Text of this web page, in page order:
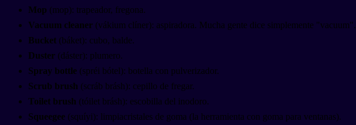
Mop (mop): trapeador, fregona.
Vacuum cleaner (vákium clíner): aspiradora. Mucha gente dice simplemente "vacuum".
Bucket (báket): cubo, balde.
Duster (dáster): plumero.
Spray bottle (spréi bótel): botella con pulverizador.
Scrub brush (scráb brásh): cepillo de fregar.
Toilet brush (tóilet brásh): escobilla del inodoro.
Squeegee (squíyi): limpiacristales de goma (la herramienta con goma para ventanas).